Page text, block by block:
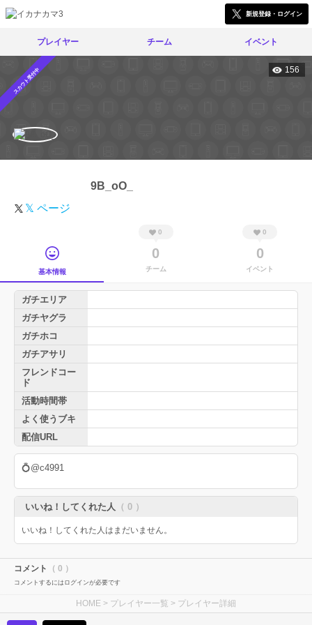
新規登録・ログイン
プレイヤー チーム イベント
スカウト受付中 156
9B_oO_
𝕏 ページ
基本情報
0
0
チーム
0
0
イベント
ガチエリア
ガチヤグラ
ガチホコ
ガチアサリ
フレンドコー
ド
活動時間帯
よく使うブキ
配信URL
💍@c4991
いいね！してくれた人 （ 0 ）
いいね！してくれた人はまだいません。
コメント （ 0 ）
コメントするにはログインが必要です
HOME > プレイヤー一覧 > プレイヤー詳細